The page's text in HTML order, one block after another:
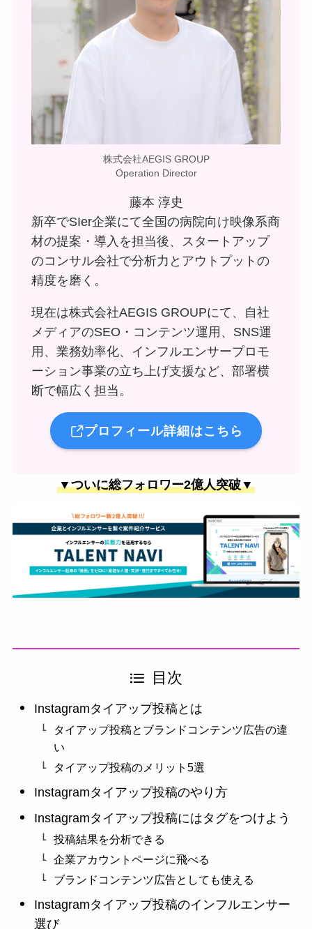
株式会社AEGIS GROUP
Operation Director
藤本 淳史
新卒でSIer企業にて全国の病院向け映像系商
材の提案・導入を担当後、スタートアップ
のコンサル会社で分析力とアウトプットの
精度を磨く。
現在は株式会社AEGIS GROUPにて、自社
メディアのSEO・コンテンツ運用、SNS運
用、業務効率化、インフルエンサープロモ
ーション事業の立ち上げ支援など、部署横
断で幅広く担当。
プロフィール詳細はこちら
▼ついに総フォロワー2億人突破▼
目次
Instagramタイアップ投稿とは
タイアップ投稿とブランドコンテンツ広告の違
い
タイアップ投稿のメリット5選
Instagramタイアップ投稿のやり方
Instagramタイアップ投稿にはタグをつけよう
投稿結果を分析できる
企業アカウントページに飛べる
ブランドコンテンツ広告としても使える
Instagramタイアップ投稿のインフルエンサー
選び